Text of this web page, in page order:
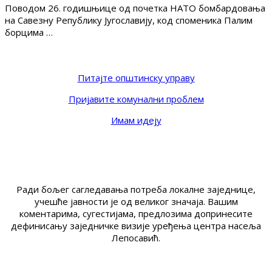
Поводом 26. годишњице од почетка НАТО бомбардовања
на Савезну Републику Југославију, код споменика Палим
борцима …
Питајте општинску управу
Пријавите комунални проблем
Имам идеју
Ради бољег сагледавања потреба локалне заједнице,
учешће јавности је од великог значаја. Вашим
коментарима, сугестијама, предлозима допринесите
дефинисању заједничке визије уређења центра насеља
Лепосавић.